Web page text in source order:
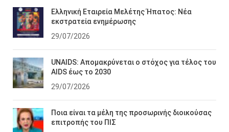
Ελληνική Εταιρεία Μελέτης Ήπατος: Νέα
εκστρατεία ενημέρωσης
29/07/2026
UNAIDS: Απομακρύνεται ο στόχος για τέλος του
AIDS έως το 2030
29/07/2026
Ποια είναι τα μέλη της προσωρινής διοικούσας
επιτροπής του ΠΙΣ